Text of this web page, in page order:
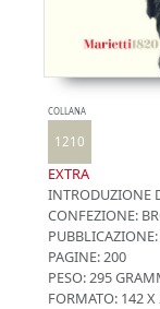
COLLANA
1210
EXTRA
INTRODUZIONE
CONFEZIONE:
PUBBLICAZIONE:
PAGINE: 200
PESO: 295
FORMATO: 142 X